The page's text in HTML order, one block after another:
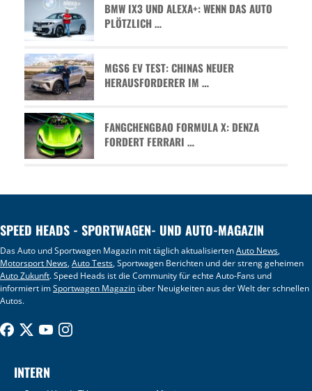
BMW IX3 UND ALEXA+: WENN DAS AUTO
PLÖTZLICH …
MGS6 EV TEST: CHINAS NEUER
HERAUSFORDERER IM …
FANGCHENGBAO FORMULA X: DENZA
FORDERT FERRARI …
SPEED HEADS - SPORTWAGEN- UND AUTO-MAGAZIN
Das Auto und Sportwagen Magazin mit täglich aktualisiertenAuto News,
Motorsport News,Auto Tests, Sportwagen Berichten und der streng geheimen
Auto Zukunft. Speed Heads ist die Community für echte Auto-Fans und
informiert imSportwagen Magazin über Neuigkeiten aus der Welt der schnellen
Autos.
INTERN